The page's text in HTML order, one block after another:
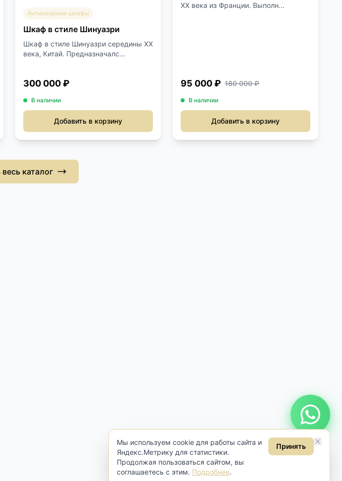
Антикварные шкафы
Шкаф в стиле Шинуазри
Шкаф в стиле Шинуазри середины XX
века, Китай. Предназначалс...
300 000 ₽
В наличии
Добавить в корзину
XX века из Франции. Выполн...
95 000 ₽ 180 000 ₽
В наличии
Добавить в корзину
каталог
Мы используем cookie для работы сайта и
Яндекс.Метрику для статистики.
Продолжая пользоваться сайтом, вы
соглашаетесь с этим. Подробнее.
Принять